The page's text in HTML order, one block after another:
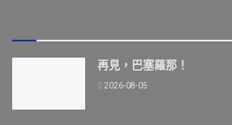
再見，巴塞羅那！
2026-08-05